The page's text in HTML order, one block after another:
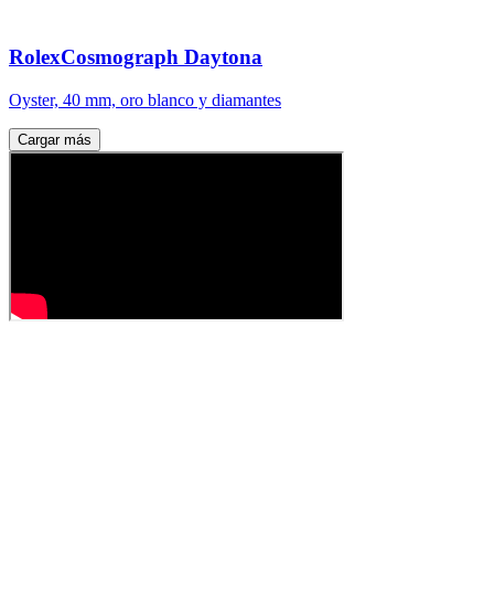
RolexCosmograph Daytona
Oyster, 40 mm, oro blanco y diamantes
Cargar más